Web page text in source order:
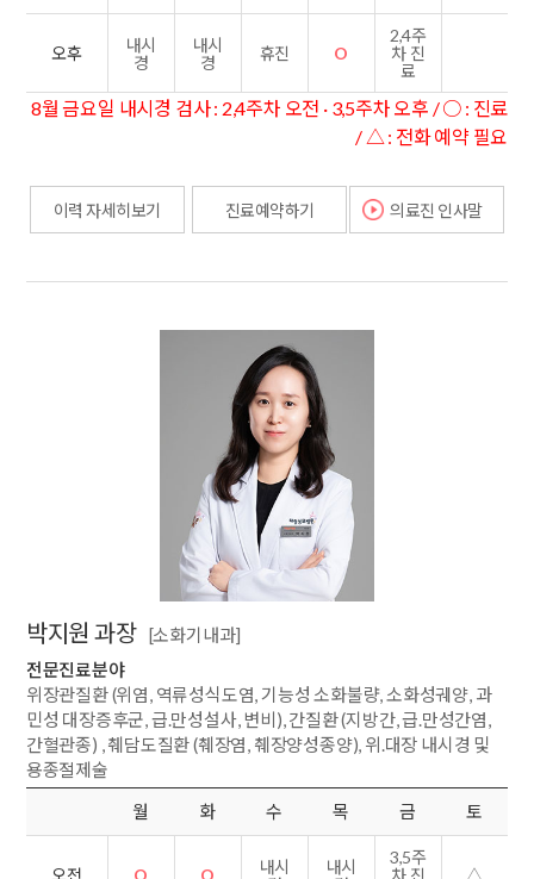
오후
내시
경
내시
경
휴진 O
2,4주
차 진
료
8월 금요일 내시경 검사 : 2,4주차 오전 · 3,5주차 오후 / ○ : 진료
/ △ : 전화 예약 필요
이력 자세히보기 진료예약하기 의료진 인사말
박지원 과장 [소화기내과]
전문진료분야
위장관질환 (위염, 역류성식도염, 기능성 소화불량, 소화성궤양, 과
민성 대장증후군, 급.만성설사, 변비), 간질환 (지방간, 급.만성간염,
간혈관종) , 췌담도질환 (췌장염, 췌장양성종양), 위.대장 내시경 및
용종절제술
월
화 수 목 금 토
오전 O O
내시
내시
3,5주
차 진
△